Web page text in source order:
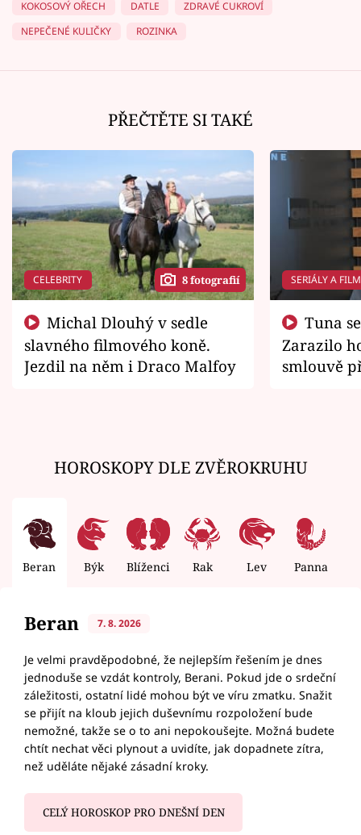
KOKOSOVÝ OŘECH DATLE
ZDRAVÉ CUKROVÍ
NEPEČENÉ KULIČKY
ROZINKA
PŘEČTĚTE SI TAKÉ
CELEBRITY 8 fotografií
slavného filmového koně.
Jezdil na něm i Draco Malfoy
SERIÁLY A
Zarazilo
smlouvě
HOROSKOPY DLE ZVĚROKRUHU
Beran Býk Blíženci Rak Lev Panna
Beran 7. 8. 2026
Je velmi pravděpodobné, že nejlepším řešením je dnes
jednoduše se vzdát kontroly, Berani. Pokud jde o srdeční
záležitosti, ostatní lidé mohou být ve víru zmatku. Snažit
se přijít na kloub jejich duševnímu rozpoložení bude
nemožné, takže se o to ani nepokoušejte. Možná budete
chtít nechat věci plynout a uvidíte, jak dopadnete zítra,
než uděláte nějaké zásadní kroky.
CELÝ HOROSKOP PRO DNEŠNÍ DEN